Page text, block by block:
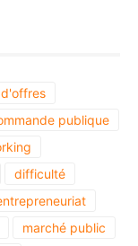
publique
difficulté
marché public